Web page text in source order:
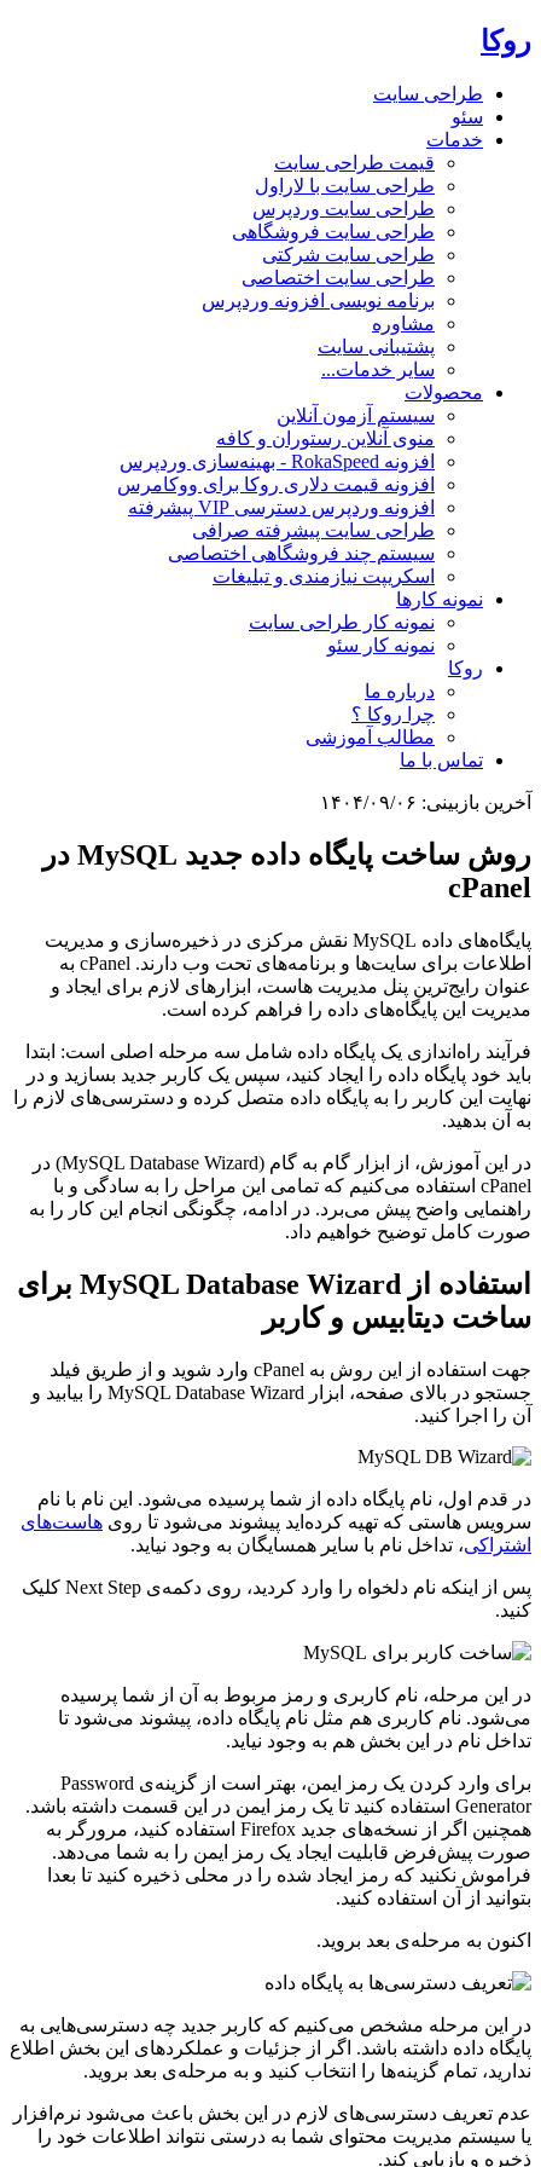
روکا
طراحی سایت
سئو
خدمات
قیمت طراحی سایت
طراحی سایت با لاراول
طراحی سایت وردپرس
طراحی سایت فروشگاهی
طراحی سایت شرکتی
طراحی سایت اختصاصی
برنامه نویسی افزونه وردپرس
مشاوره
پشتیبانی سایت
سایر خدمات...
محصولات
سیستم آزمون آنلاین
منوی آنلاین رستوران و کافه
افزونه RokaSpeed - بهینه‌سازی وردپرس
افزونه قیمت دلاری روکا برای ووکامرس
افزونه وردپرس دسترسی VIP پیشرفته
طراحی سایت پیشرفته صرافی
سیستم چند فروشگاهی اختصاصی
اسکریپت نیازمندی و تبلیغات
نمونه کارها
نمونه کار طراحی سایت
نمونه کار سئو
روکا
درباره ما
چرا روکا ؟
مطالب آموزشی
تماس با ما
آخرین بازبینی: ۱۴۰۴/۰۹/۰۶
روش ساخت پایگاه داده جدید MySQL در
cPanel
پایگاه‌های داده MySQL نقش مرکزی در ذخیره‌سازی و مدیریت
اطلاعات برای سایت‌ها و برنامه‌های تحت وب دارند. cPanel به
عنوان رایج‌ترین پنل مدیریت هاست، ابزارهای لازم برای ایجاد و
مدیریت این پایگاه‌های داده را فراهم کرده است.
فرآیند راه‌اندازی یک پایگاه داده شامل سه مرحله اصلی است: ابتدا
باید خود پایگاه داده را ایجاد کنید، سپس یک کاربر جدید بسازید و در
نهایت این کاربر را به پایگاه داده متصل کرده و دسترسی‌های لازم را
به آن بدهید.
در این آموزش، از ابزار گام به گام (MySQL Database Wizard) در
cPanel استفاده می‌کنیم که تمامی این مراحل را به سادگی و با
راهنمایی واضح پیش می‌برد. در ادامه، چگونگی انجام این کار را به
صورت کامل توضیح خواهیم داد.
استفاده از MySQL Database Wizard برای
ساخت دیتابیس و کاربر
جهت استفاده از این روش به cPanel وارد شوید و از طریق فیلد
جستجو در بالای صفحه، ابزار MySQL Database Wizard را بیابید و
آن را اجرا کنید.
در قدم اول، نام پایگاه داده از شما پرسیده می‌شود. این نام با نام
سرویس هاستی که تهیه کرده‌اید پیشوند می‌شود تا روی هاست‌های
اشتراکی، تداخل نام با سایر همسایگان به وجود نیاید.
پس از اینکه نام دلخواه را وارد کردید، روی دکمه‌ی Next Step کلیک
کنید.
در این مرحله، نام کاربری و رمز مربوط به آن از شما پرسیده
می‌شود. نام کاربری هم مثل نام پایگاه داده، پیشوند می‌شود تا
تداخل نام در این بخش هم به وجود نیاید.
برای وارد کردن یک رمز ایمن، بهتر است از گزینه‌ی Password
Generator استفاده کنید تا یک رمز ایمن در این قسمت داشته باشد.
همچنین اگر از نسخه‌های جدید Firefox استفاده کنید، مرورگر به
صورت پیش‌فرض قابلیت ایجاد یک رمز ایمن را به شما می‌دهد.
فراموش نکنید که رمز ایجاد شده را در محلی ذخیره کنید تا بعدا
بتوانید از آن استفاده کنید.
اکنون به مرحله‌ی بعد بروید.
در این مرحله مشخص می‌کنیم که کاربر جدید چه دسترسی‌هایی به
پایگاه داده داشته باشد. اگر از جزئیات و عملکردهای این بخش اطلاع
ندارید، تمام گزینه‌ها را انتخاب کنید و به مرحله‌ی بعد بروید.
عدم تعریف دسترسی‌های لازم در این بخش باعث می‌شود نرم‌افزار
یا سیستم مدیریت محتوای شما به درستی نتواند اطلاعات خود را
ذخیره و بازیابی کند.